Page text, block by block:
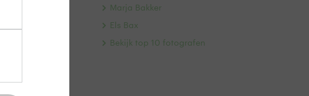
Marja Bakker
Els Bax
Bekijk top 10 fotografen